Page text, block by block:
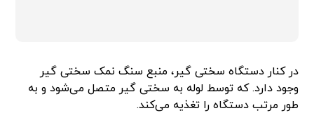
در کنار دستگاه سختی گیر، منبع سنگ نمک سختی گیر
وجود دارد. که توسط لوله به سختی گیر متصل می‌شود و به
طور مرتب دستگاه را تغذیه می‌کند.